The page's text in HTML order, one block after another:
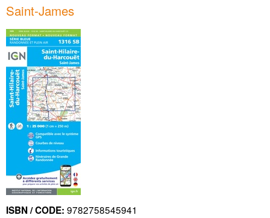
Saint-James
ISBN / CODE: 9782758545941